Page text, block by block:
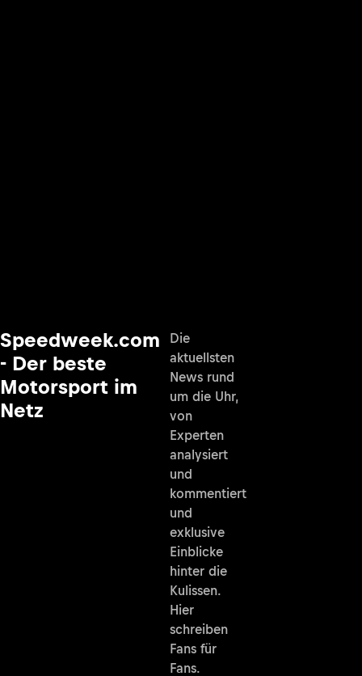
Speedweek.com
- Der beste
Motorsport im
Netz
Die
aktuellsten
News rund
um die Uhr,
von
Experten
analysiert
und
kommentiert
und
exklusive
Einblicke
hinter die
Kulissen.
Hier
schreiben
Fans für
Fans.